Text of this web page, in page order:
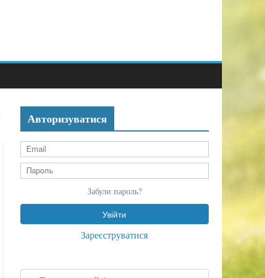
Авторизуватися
Забули пароль?
Зареєструватися